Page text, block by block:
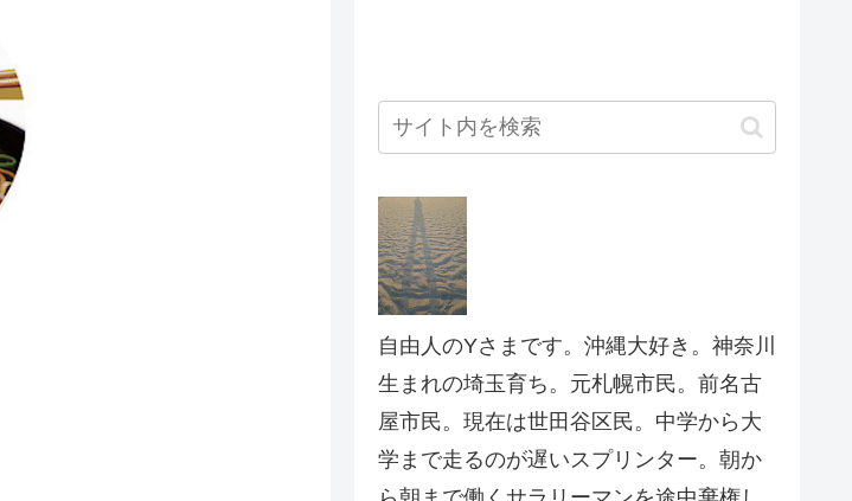
自由人のYさまです。沖縄大好き。神奈川
生まれの埼玉育ち。元札幌市民。前名古
屋市民。現在は世田谷区民。中学から大
学まで走るのが遅いスプリンター。朝か